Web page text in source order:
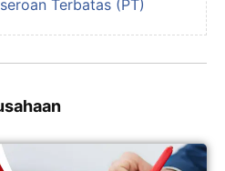
Terbatas (PT)